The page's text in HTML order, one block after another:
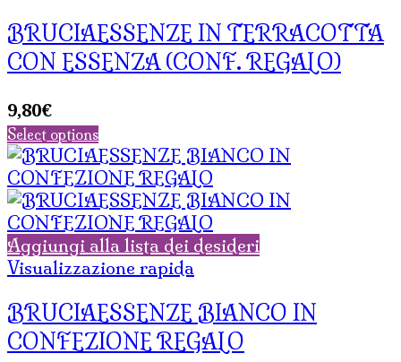
BRUCIAESSENZE IN TERRACOTTA
CON ESSENZA (CONF. REGALO)
9,80€
Select options
Aggiungi alla lista dei desideri
Visualizzazione rapida
BRUCIAESSENZE BIANCO IN
CONFEZIONE REGALO